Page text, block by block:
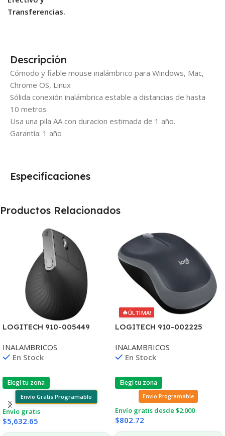
Transferencias.
Descripción
Cómodo y fiable mouse inalámbrico para Windows, Mac,
Chrome OS, Linux
Sólida conexión inalámbrica estable a distancias de hasta
10 metros
Usa una pila AA con duracion estimada de 1 año.
Garantía: 1 año
Especificaciones
Productos Relacionados
LOGITECH 910-005449
ADVANCED ERGONOMIC
INAL+BT
INALAMBRICOS
En Stock
Elegí tu zona
Envío Gratis Programable
Envío gratis
$5,632.65
🔥ÚLTIMA!
LOGITECH 910-002225
INALAMBRICO**
INALAMBRICOS
En Stock
Elegí tu zona
Envio Programable
Envío gratis desde $2.000
$802.72